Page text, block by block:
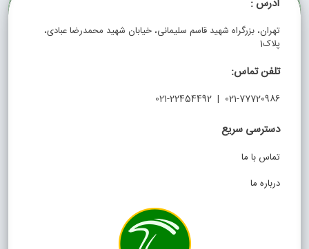
آدرس :
تهران، بزرگراه شهید قاسم سلیمانی، خیابان شهید محمدرضا عبادی،
پلاک1
تلفن تماس:
021-77720986 | 021-22454492
دسترسی سریع
تماس با ما
درباره ما